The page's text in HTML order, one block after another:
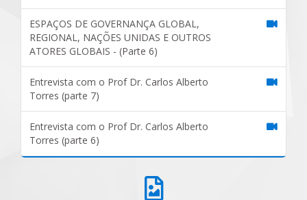
ESPAÇOS DE GOVERNANÇA GLOBAL,
REGIONAL, NAÇÕES UNIDAS E OUTROS
ATORES GLOBAIS - (Parte 6)
Entrevista com o Prof Dr. Carlos Alberto
Torres (parte 7)
Entrevista com o Prof Dr. Carlos Alberto
Torres (parte 6)